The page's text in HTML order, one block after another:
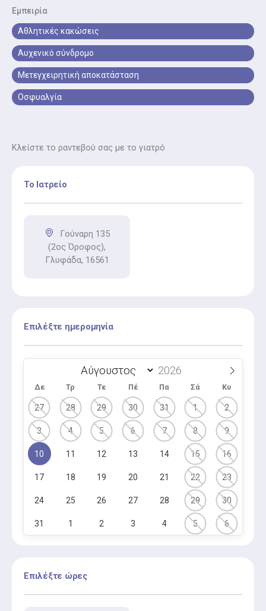
Εμπειρία
Αθλητικές κακώσεις
Αυχενικό σύνδρομο
Μετεγχειρητική αποκατάσταση
Οσφυαλγία
στη σωστή στάση και εργονομία για πρόληψη
μυοσκελετικών πόνων.
Κλείστε το ραντεβού σας με το γιατρό
Το Ιατρείο
Γούναρη 135
(2ος Όροφος),
Γλυφάδα, 16561
Επιλέξτε ημερομηνία
Δε Τρ Τε Πέ Πα Σά Κυ
27 28 29 30 31 1 2
3 4 5 6 7 8 9
10 11 12 13 14 15 16
17 18 19 20 21 22 23
24 25 26 27 28 29 30
31 1 2 3 4 5 6
Επιλέξτε ώρες